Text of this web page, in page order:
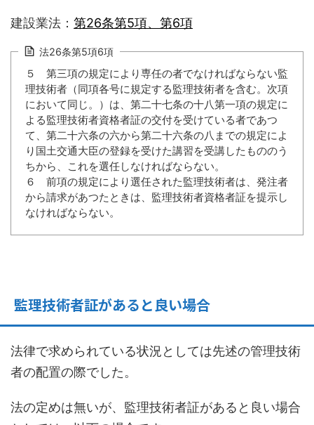
建設業法： 第26条第5項、第6項
法26条第5項6項
５ 第三項の規定により専任の者でなければならない監
理技術者（同項各号に規定する監理技術者を含む。次項
において同じ。）は、第二十七条の十八第一項の規定に
よる監理技術者資格者証の交付を受けている者であつ
て、第二十六条の六から第二十六条の八までの規定によ
り国土交通大臣の登録を受けた講習を受講したもののう
ちから、これを選任しなければならない。
６ 前項の規定により選任された監理技術者は、発注者
から請求があつたときは、監理技術者資格者証を提示し
なければならない。
監理技術者証があると良い場合
法律で求められている状況としては先述の管理技術
者の配置の際でした。
法の定めは無いが、監理技術者証があると良い場合